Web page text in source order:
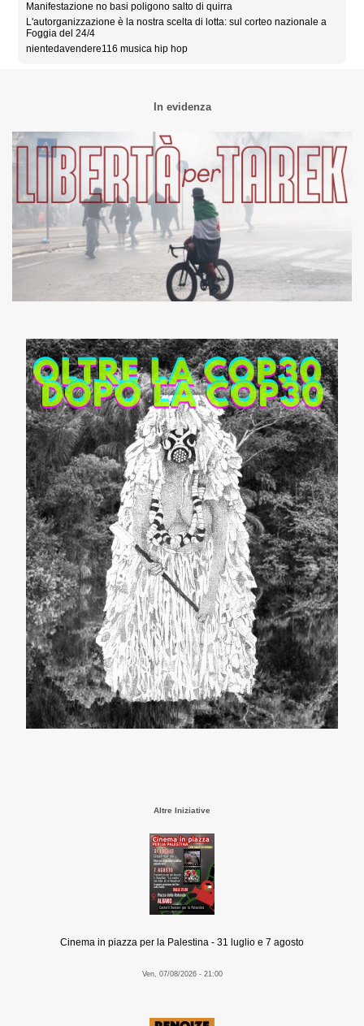
Manifestazione no basi poligono salto di quirra
L'autorganizzazione è la nostra scelta di lotta: sul corteo nazionale a
Foggia del 24/4
nientedavendere116 musica hip hop
In evidenza
Altre Iniziative
Cinema in piazza per la Palestina - 31 luglio e 7 agosto
Ven, 07/08/2026 - 21:00